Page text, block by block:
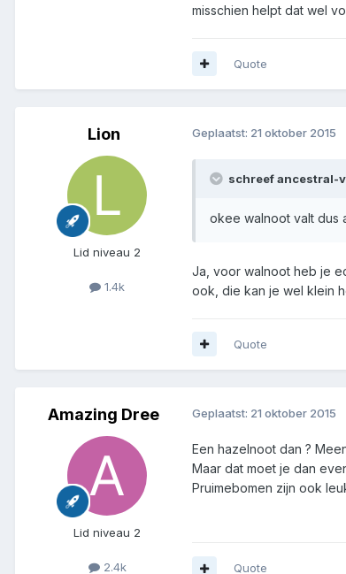
misschien helpt dat wel
Quote
Lion
Lid niveau 2
1.4k
Geplaatst: 21 oktober 2015
schreef ancestral-
okee walnoot valt dus
Ja, voor walnoot heb je
ook, die kan je wel klein
Quote
Amazing Dree
Lid niveau 2
2.4k
Geplaatst: 21 oktober 2015
Een hazelnoot dan ?
Maar dat moet je dan
Pruimebomen zijn ook
Quote